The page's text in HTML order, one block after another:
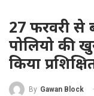
27 फरवरी से
पोलियो की
किया
By Gawan Block